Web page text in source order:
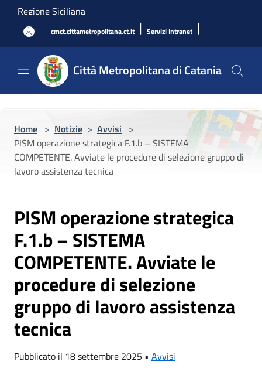
Salta al contenuto principale
Regione Siciliana
cmct.cittametropolitana.ct.it | Servizi Intranet |
Città Metropolitana di Catania
Home > Notizie > Avvisi >
PISM operazione strategica F.1.b – SISTEMA
COMPETENTE. Avviate le procedure di selezione gruppo di
lavoro assistenza tecnica
PISM operazione strategica
F.1.b – SISTEMA
COMPETENTE. Avviate le
procedure di selezione
gruppo di lavoro assistenza
tecnica
Pubblicato il 18 settembre 2025 • Avvisi